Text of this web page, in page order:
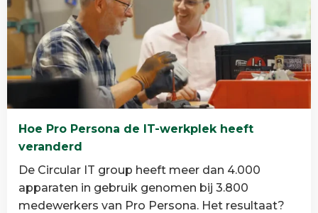
over
Grootschalige
datacenterontmanteling
in
Europa
Hoe Pro Persona de IT-werkplek heeft
veranderd
De Circular IT group heeft meer dan 4.000
apparaten in gebruik genomen bij 3.800
medewerkers van Pro Persona. Het resultaat?